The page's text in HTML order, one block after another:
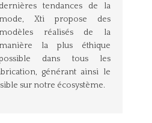
dernières tendances de la
mode, Xti propose des
modèles réalisés de la
manière la plus éthique
dans tous les
générant ainsi le
sur notre écosystème.